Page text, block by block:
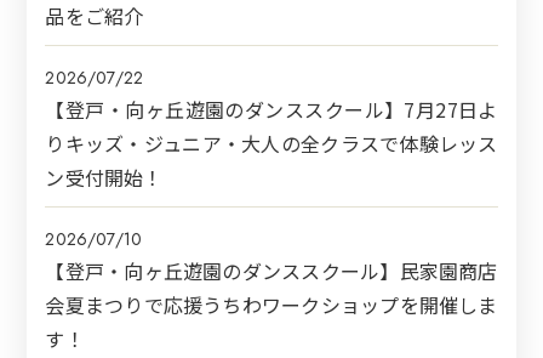
品をご紹介
2026/07/22
【登戸・向ヶ丘遊園のダンススクール】7月27日よ
りキッズ・ジュニア・大人の全クラスで体験レッス
ン受付開始！
2026/07/10
【登戸・向ヶ丘遊園のダンススクール】民家園商店
会夏まつりで応援うちわワークショップを開催しま
す！